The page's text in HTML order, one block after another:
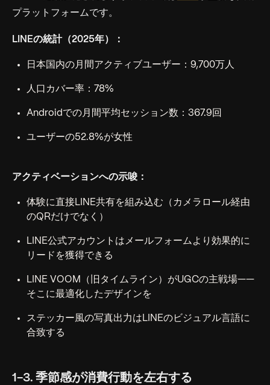
プラットフォームです。
LINEの統計（2025年）：
日本国内の月間アクティブユーザー：9,700万人
人口カバー率：78%
Androidでの月間平均セッション数：367.9回
ユーザーの52.8%が女性
アクティベーションへの示唆：
体験に直接LINE共有を組み込む（カメラロール経由
のQRだけでなく）
LINE公式アカウントはメールフォームより効果的に
リードを獲得できる
LINE VOOM（旧タイムライン）がUGCの主戦場——
そこに最適化したデザインを
ステッカー風の写真出力はLINEのビジュアル言語に
合致する
1-3. 季節感が消費行動を左右する